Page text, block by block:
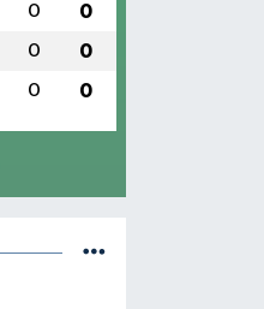
0 0
0 0
0 0